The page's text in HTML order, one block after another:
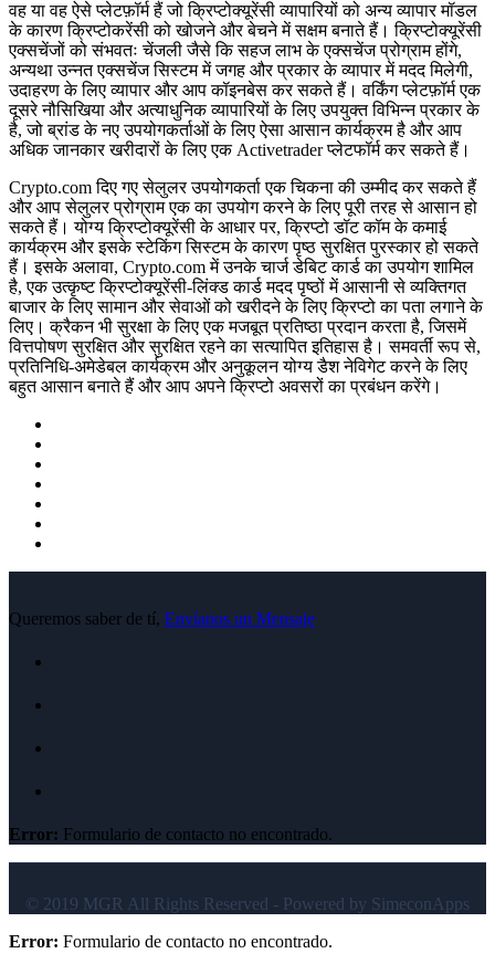
वह या वह ऐसे प्लेटफ़ॉर्म हैं जो क्रिप्टोक्यूरेंसी व्यापारियों को अन्य व्यापार मॉडल
के कारण क्रिप्टोकरेंसी को खोजने और बेचने में सक्षम बनाते हैं। क्रिप्टोक्यूरेंसी
एक्सचेंजों को संभवतः चेंजली जैसे कि सहज लाभ के एक्सचेंज प्रोग्राम होंगे,
अन्यथा उन्नत एक्सचेंज सिस्टम में जगह और प्रकार के व्यापार में मदद मिलेगी,
उदाहरण के लिए व्यापार और आप कॉइनबेस कर सकते हैं। वर्किंग प्लेटफ़ॉर्म एक
दूसरे नौसिखिया और अत्याधुनिक व्यापारियों के लिए उपयुक्त विभिन्न प्रकार के
है, जो ब्रांड के नए उपयोगकर्ताओं के लिए ऐसा आसान कार्यक्रम है और आप
अधिक जानकार खरीदारों के लिए एक Activetrader प्लेटफॉर्म कर सकते हैं।
Crypto.com दिए गए सेलुलर उपयोगकर्ता एक चिकना की उम्मीद कर सकते हैं
और आप सेलुलर प्रोग्राम एक का उपयोग करने के लिए पूरी तरह से आसान हो
सकते हैं। योग्य क्रिप्टोक्यूरेंसी के आधार पर, क्रिप्टो डॉट कॉम के कमाई
कार्यक्रम और इसके स्टेकिंग सिस्टम के कारण पृष्ठ सुरक्षित पुरस्कार हो सकते
हैं। इसके अलावा, Crypto.com में उनके चार्ज डेबिट कार्ड का उपयोग शामिल
है, एक उत्कृष्ट क्रिप्टोक्यूरेंसी-लिंक्ड कार्ड मदद पृष्ठों में आसानी से व्यक्तिगत
बाजार के लिए सामान और सेवाओं को खरीदने के लिए क्रिप्टो का पता लगाने के
लिए। क्रैकन भी सुरक्षा के लिए एक मजबूत प्रतिष्ठा प्रदान करता है, जिसमें
वित्तपोषण सुरक्षित और सुरक्षित रहने का सत्यापित इतिहास है। समवर्ती रूप से,
प्रतिनिधि-अमेडेबल कार्यक्रम और अनुकूलन योग्य डैश नेविगेट करने के लिए
बहुत आसान बनाते हैं और आप अपने क्रिप्टो अवसरों का प्रबंधन करेंगे।
Queremos saber de tí, Envíanos un Mensaje
Error: Formulario de contacto no encontrado.
© 2019 MGR All Rights Reserved - Powered by SimeconApps
Error: Formulario de contacto no encontrado.